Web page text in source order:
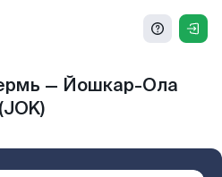
— Йошкар-Ола
(JOK)